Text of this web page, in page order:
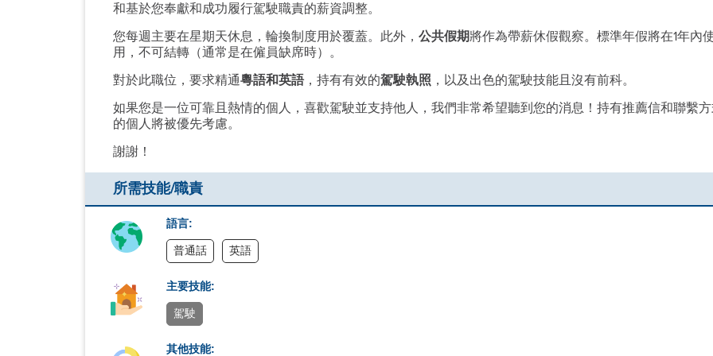
和基於您奉獻和成功履行駕駛職責的薪資調整。
您每週主要在星期天休息，輪換制度用於覆蓋。此外， 公共假期將作為帶薪休假觀察。標準年假將在1年內
用，不可結轉（通常是在僱員缺席時）。
對於此職位，要求精通粵語和英語，持有有效的駕駛執照 ，以及出色的駕駛技能且沒有前科。
如果您是一位可靠且熱情的個人，喜歡駕駛並支持他人，我們非常希望聽到您的消息！持有推薦信和聯繫
的個人將被優先考慮。
謝謝！
所需技能/職責
語言:
普通話 英語
主要技能:
駕駛
其他技能: